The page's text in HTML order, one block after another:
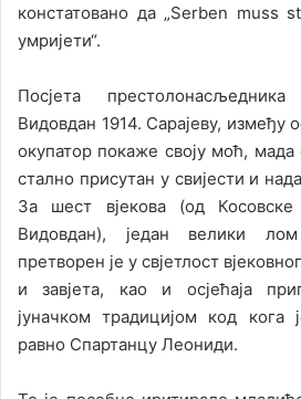
констатовано да „Serben muss
умријети“.
Посјета
Видовдан 1914. Сарајеву, између
окупатор покаже своју моћ, мада
стално присутан у свијести и
За шест вјекова (од
Видовдан), један велики
претворен је у свјетлост
и завјета, као и осјећаја
јуначком традицијом код
равно Спартанцу Леониди.